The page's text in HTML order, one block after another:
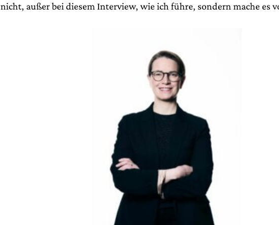
nicht, außer bei diesem Interview, wie ich führe, sondern mache es